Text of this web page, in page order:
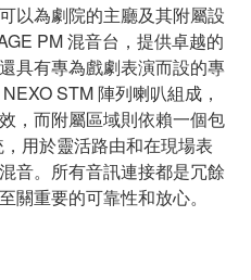
以為劇院的主廳及其附屬設
PM 混音台，提供卓越的
具有專為戲劇表演而設的專
STM 陣列喇叭組成，
，而附屬區域則依賴一個包
用於靈活路由和在現場表
音。所有音訊連接都是冗餘
關重要的可靠性和放心。